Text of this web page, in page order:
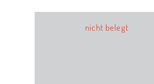
nicht belegt